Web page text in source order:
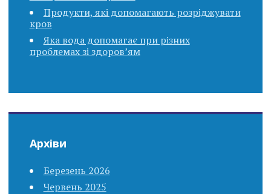
Продукти, які допомагають розріджувати
кров
Яка вода допомагає при різних
проблемах зі здоров’ям
Архіви
Березень 2026
Червень 2025